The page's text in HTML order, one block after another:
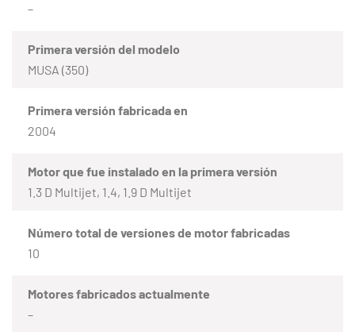
–
Primera versión del modelo
MUSA (350)
Primera versión fabricada en
2004
Motor que fue instalado en la primera versión
1.3 D Multijet, 1.4, 1.9 D Multijet
Número total de versiones de motor fabricadas
10
Motores fabricados actualmente
–